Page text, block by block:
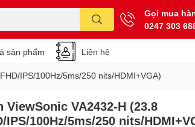
Gọi mua
0247 303
sản phẩm Liên hệ
IPS/100Hz/5ms/250 nits/HDMI+VGA)
ViewSonic VA2432-H (23.8
IPS/100Hz/5ms/250 nits/